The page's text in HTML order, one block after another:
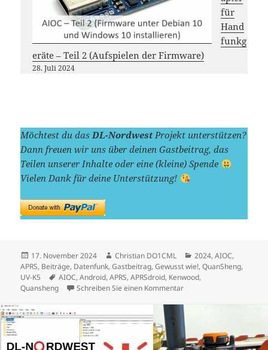
für
Hand
funkg
eräte – Teil 2 (Aufspielen der Firmware)
28. Juli 2024
Möchtest du dasDL-NordwestProjekt unterstützen?
Dann freuen wir uns über deinen Gastbeitrag, das
Teilen unserer Inhalte oder eine (kleine) Spende
Vielen Dank für deine Unterstützung!
Veröffentlicht
am
17. November 2024 Autor
Christian DO1CML Kategorien
2024,AIOC,
APRS, Beiträge, Datenfunk,Gastbeitrag,Gewusst wie!,QuanSheng,
UV-K5
Schlagwörter
AIOC,Android,APRS,APRSdroid, Kenwood,
Quansheng
Schreiben Sie einen Kommentarzu APRS ToGo: QRV mit